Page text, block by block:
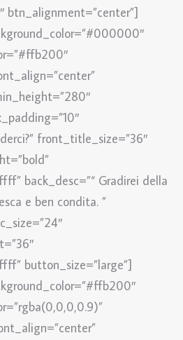
btn_alignment=”center”]
front_title_size=”36″
back_desc=”“ Gradirei della
e ben condita. ”
button_size=”large”]